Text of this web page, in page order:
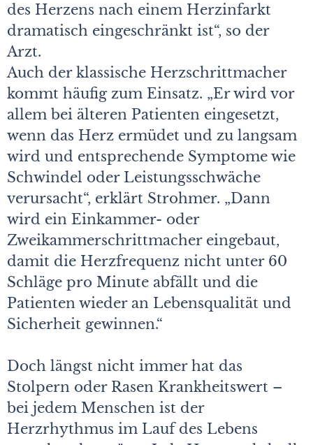
des Herzens nach einem Herzinfarkt
dramatisch eingeschränkt ist“, so der
Arzt.
Auch der klassische Herzschrittmacher
kommt häufig zum Einsatz. „Er wird vor
allem bei älteren Patienten eingesetzt,
wenn das Herz ermüdet und zu langsam
wird und entsprechende Symptome wie
Schwindel oder Leistungsschwäche
verursacht“, erklärt Strohmer. „Dann
wird ein Einkammer- oder
Zweikammerschrittmacher eingebaut,
damit die Herzfrequenz nicht unter 60
Schläge pro Minute abfällt und die
Patienten wieder an Lebensqualität und
Sicherheit gewinnen.“
Doch längst nicht immer hat das
Stolpern oder Rasen Krankheitswert –
bei jedem Menschen ist der
Herzrhythmus im Lauf des Lebens